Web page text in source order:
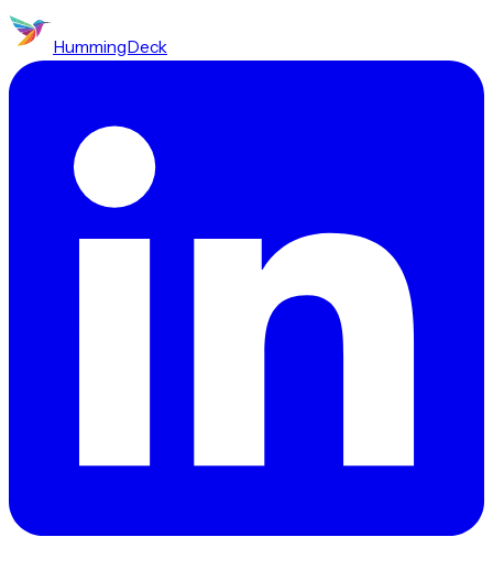
HummingDeck